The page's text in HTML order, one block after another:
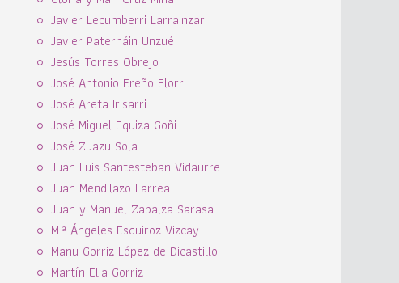
Javier Lecumberri Larrainzar
Javier Paternáin Unzué
Jesús Torres Obrejo
José Antonio Ereño Elorri
José Areta Irisarri
José Miguel Equiza Goñi
José Zuazu Sola
Juan Luis Santesteban Vidaurre
Juan Mendilazo Larrea
Juan y Manuel Zabalza Sarasa
M.ª Ángeles Esquiroz Vizcay
Manu Gorriz López de Dicastillo
Martín Elia Gorriz